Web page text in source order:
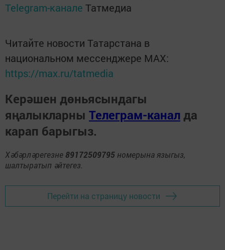
Telegram-канале Татмедиа
Читайте новости Татарстана в
национальном мессенджере MАХ:
https://max.ru/tatmedia
Керәшен дөньясындагы
яңалыкларны Телеграм-канал да
карап барыгыз.
Хәбәрләрегезне 89172509795 номерына языгыз,
шалтыратып әйтегез.
Перейти на страницу новости